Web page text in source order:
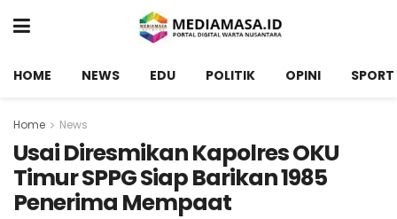
HOME NEWS EDU POLITIK OPINI SPORT
Home News
Usai Diresmikan Kapolres OKU
Timur SPPG Siap Barikan 1985
Penerima Mempaat